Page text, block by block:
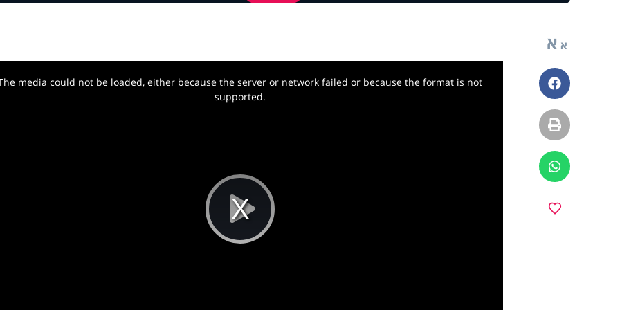
א א
פייסבוק
הדפסה
ווטסאפ
Play
media could not be loaded, either because the server or network failed or because the format is not
supported.